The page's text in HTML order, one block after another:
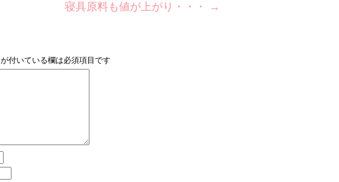
寝具原料も値が上がり・・・ →
が付いている欄は必須項目です